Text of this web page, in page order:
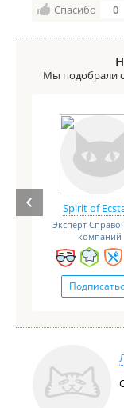
Спасибо 0
Мы подобрали
Spirit of
Эксперт
компаний